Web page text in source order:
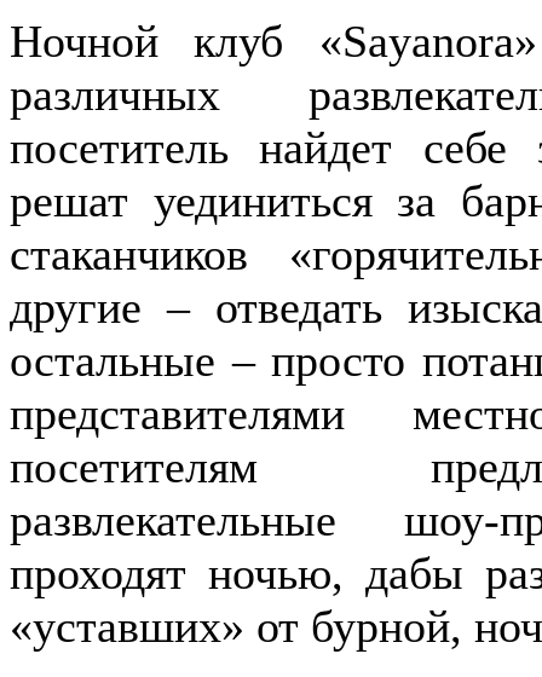
Ночной клуб «Sayanora
различных
посетитель найдет
решат уединиться за
стаканчиков
другие – отведать
остальные – просто
представителями
посетителям
развлекательные
проходят ночью, дабы
«уставших» от бурной,